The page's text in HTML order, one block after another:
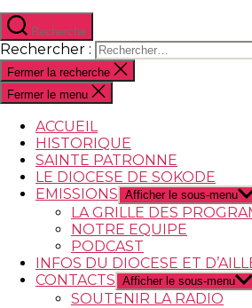
Recherche
Rechercher :
Fermer la recherche
Fermer le menu
ACCUEIL
HISTORIQUE
SAINTE PATRONNE
LE DIOCESE DE SOKODE
EMISSIONS Afficher le sous-menu
LA GRILLE DES
NOTRE EQUIPE
PODCAST
INFOS DU DIOCESE ET
CONTACTS Afficher le sous-menu
SOUTENIR LA RADIO